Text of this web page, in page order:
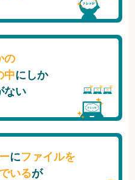
の
中にしか
ない
にファイルを
いるが